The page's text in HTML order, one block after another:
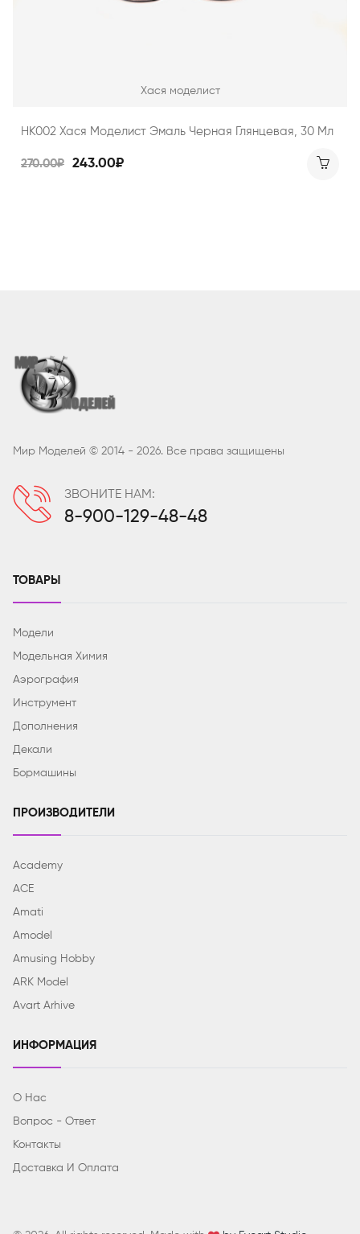
Хася моделист
НК002 Хася Моделист Эмаль Черная Глянцевая, 30 Мл
270.00₽ 243.00₽
Мир Моделей © 2014 - 2026. Все права защищены
ЗВОНИТЕ НАМ:
8-900-129-48-48
ТОВАРЫ
Модели
Модельная Химия
Аэрография
Инструмент
Дополнения
Декали
Бормашины
ПРОИЗВОДИТЕЛИ
Academy
ACE
Amati
Amodel
Amusing Hobby
ARK Model
Avart Arhive
ИНФОРМАЦИЯ
О Нас
Вопрос - Ответ
Контакты
Доставка И Оплата